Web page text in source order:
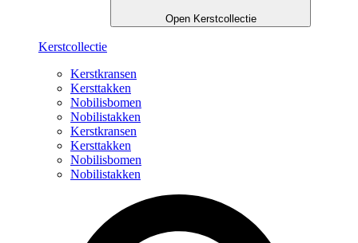
Open Kerstcollectie
Kerstcollectie
Kerstkransen
Kersttakken
Nobilisbomen
Nobilistakken
Kerstkransen
Kersttakken
Nobilisbomen
Nobilistakken